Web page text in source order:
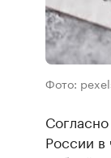
Фото:
России в